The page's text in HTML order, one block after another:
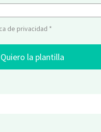
de privacidad *
Quiero la plantilla